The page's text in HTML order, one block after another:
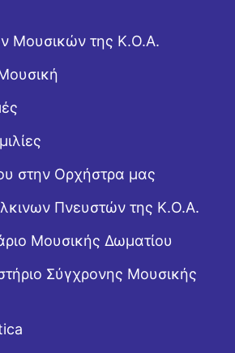
Μουσικών της Κ.Ο.Α.
στην Ορχήστρα μας
Πνευστών της Κ.Ο.Α.
Μουσικής Δωματίου
Σύγχρονης Μουσικής